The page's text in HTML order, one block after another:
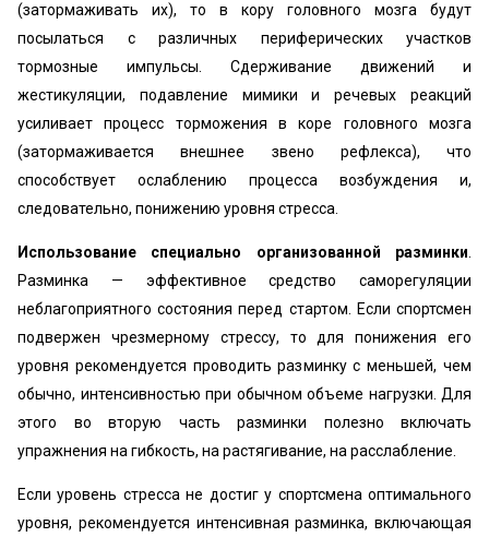
(затормаживать их), то в кору головного мозга будут
посылаться с различных периферических участков
тормозные импульсы. Сдерживание движений и
жестикуляции, подавление мимики и речевых реакций
усиливает процесс торможения в коре головного мозга
(затормаживается внешнее звено рефлекса), что
способствует ослаблению процесса возбуждения и,
следовательно, понижению уровня стресса.
Использование специально организованной разминки
Разминка — эффективное средство саморегуляции
неблагоприятного состояния перед стартом. Если спортсмен
подвержен чрезмерному стрессу, то для понижения его
уровня рекомендуется проводить разминку с меньшей, чем
обычно, интенсивностью при обычном объеме нагрузки. Для
этого во вторую часть разминки полезно включать
упражнения на гибкость, на растягивание, на расслабление.
Если уровень стресса не достиг у спортсмена оптимального
уровня, рекомендуется интенсивная разминка, включающая